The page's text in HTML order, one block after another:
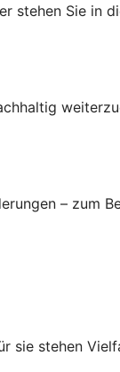
stehen Sie
– zum
sie stehen